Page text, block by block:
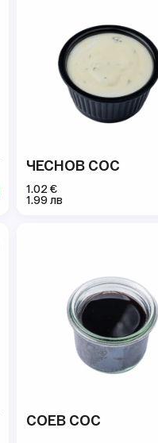
ЧЕСНОВ СОС
1.02 €
1.99 лв
СОЕВ СОС